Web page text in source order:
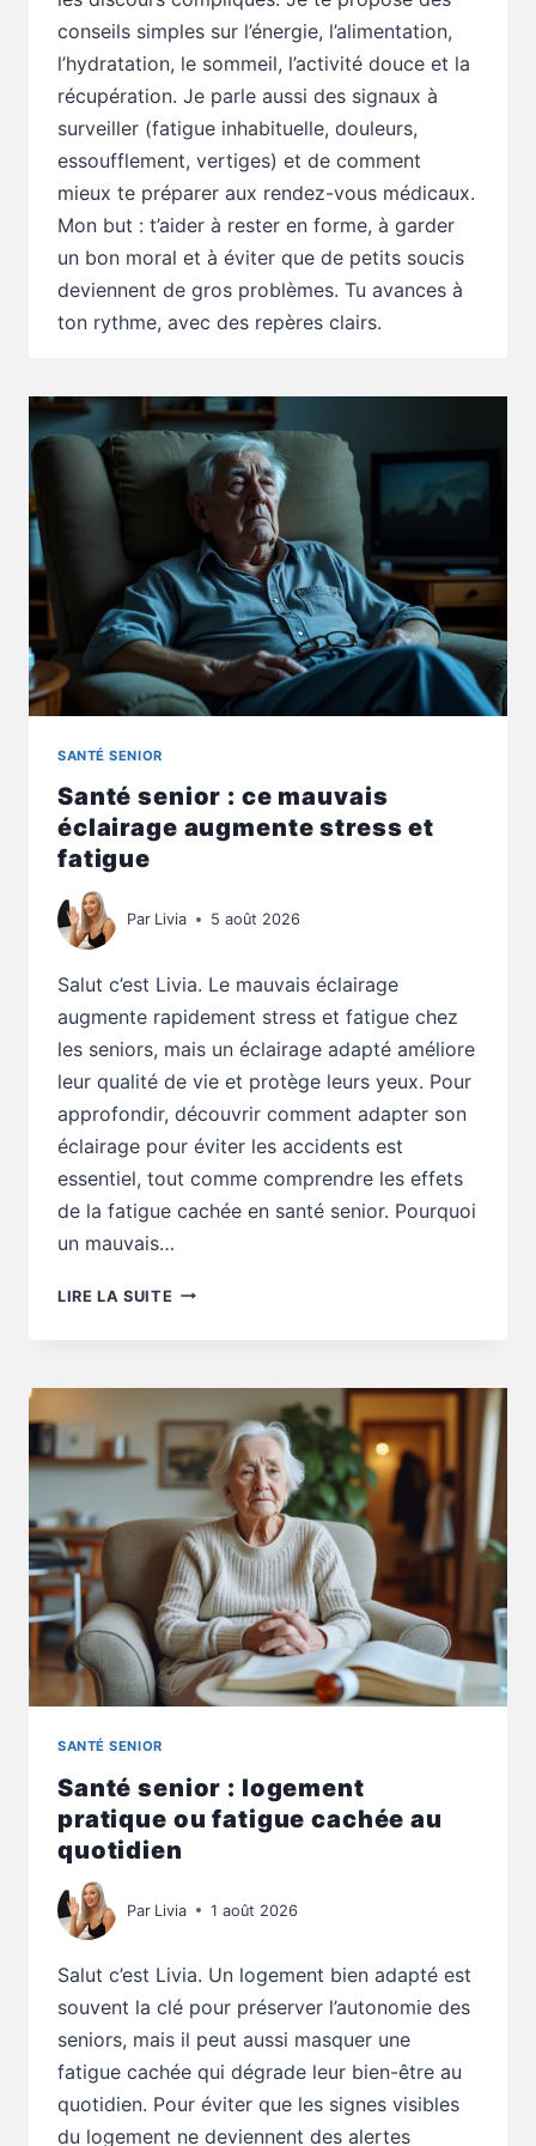
conseils simples sur l’énergie, l’alimentation,
l’hydratation, le sommeil, l’activité douce et la
récupération. Je parle aussi des signaux à
surveiller (fatigue inhabituelle, douleurs,
essoufflement, vertiges) et de comment
mieux te préparer aux rendez-vous médicaux.
Mon but : t’aider à rester en forme, à garder
un bon moral et à éviter que de petits soucis
deviennent de gros problèmes. Tu avances à
ton rythme, avec des repères clairs.
SANTÉ SENIOR
Santé senior : ce mauvais
éclairage augmente stress et
fatigue
Par Livia 5 août 2026
Salut c’est Livia. Le mauvais éclairage
augmente rapidement stress et fatigue chez
les seniors, mais un éclairage adapté améliore
leur qualité de vie et protège leurs yeux. Pour
approfondir, découvrir comment adapter son
éclairage pour éviter les accidents est
essentiel, tout comme comprendre les effets
de la fatigue cachée en santé senior. Pourquoi
un mauvais…
LIRE LA SUITE SANTÉ
MAUVAIS
ÉCLAIRAGE
AUGMENTE
STRESS
ET
FATIGUE
SANTÉ SENIOR
Santé senior : logement
pratique ou fatigue cachée au
quotidien
Par Livia 1 août 2026
Salut c’est Livia. Un logement bien adapté est
souvent la clé pour préserver l’autonomie des
seniors, mais il peut aussi masquer une
fatigue cachée qui dégrade leur bien-être au
quotidien. Pour éviter que les signes visibles
du logement ne deviennent des alertes